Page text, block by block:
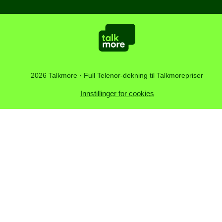
Om Talkmore
2026 Talkmore · Full Telenor-dekning til Talkmorepriser
Innstillinger for cookies